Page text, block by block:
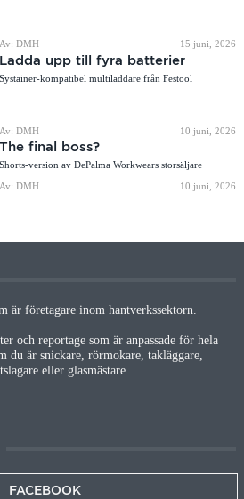
Av: DMH 15 juni, 2026
Ladda upp till fyra batterier
Systainer-kompatibel multiladdare från Festool
Av: DMH 10 juni, 2026
The final boss?
Shorts-version av DePalma Workwears storsäljare
Av: DMH
10 juni, 2026
är företagare inom hantverkssektorn.
och reportage som är anpassade för hela
du är snickare, rörmokare, takläggare,
eller glasmästare.
FACEBOOK